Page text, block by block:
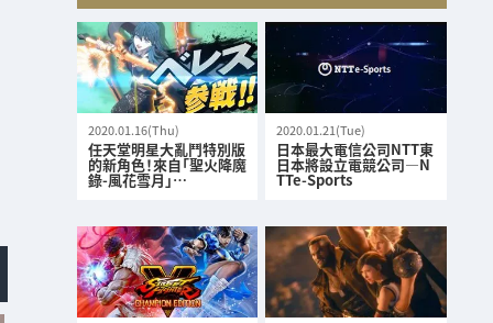
2020.01.16(Thu)
任天堂明星大亂鬥特別版
的新角色！來自「聖火降魔
錄-風花雪月」…
2020.01.21(Tue)
日本最大電信公司NTT東
日本將設立電競公司—N
TTe-Sports